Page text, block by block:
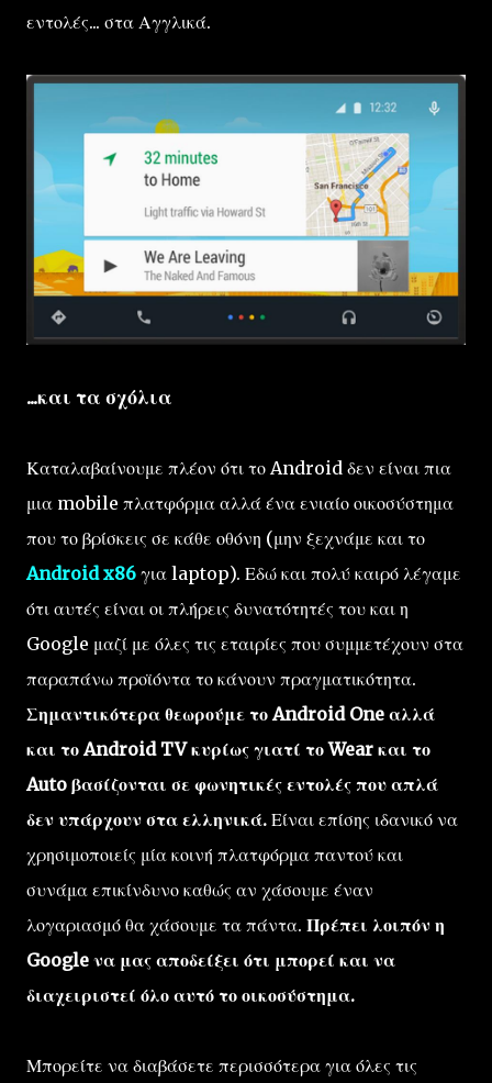
εντολές... στα Αγγλικά.
...και τα σχόλια
Καταλαβαίνουμε πλέον ότι το Android δεν είναι πια
μια mobile πλατφόρμα αλλά ένα ενιαίο οικοσύστημα
που το βρίσκεις σε κάθε οθόνη (μην ξεχνάμε και το
Android x86 για laptop). Εδώ και πολύ καιρό λέγαμε
ότι αυτές είναι οι πλήρεις δυνατότητές του και η
Google μαζί με όλες τις εταιρίες που συμμετέχουν στα
παραπάνω προϊόντα το κάνουν πραγματικότητα.
Σημαντικότερα θεωρούμε το Android One αλλά
και το Android TV κυρίως γιατί το Wear και το
Auto βασίζονται σε φωνητικές εντολές που απλά
δεν υπάρχουν στα ελληνικά. Είναι επίσης ιδανικό να
χρησιμοποιείς μία κοινή πλατφόρμα παντού και
συνάμα επικίνδυνο καθώς αν χάσουμε έναν
λογαριασμό θα χάσουμε τα πάντα. Πρέπει λοιπόν η
Google να μας αποδείξει ότι μπορεί και να
διαχειριστεί όλο αυτό το οικοσύστημα.
Μπορείτε να διαβάσετε περισσότερα για όλες τις